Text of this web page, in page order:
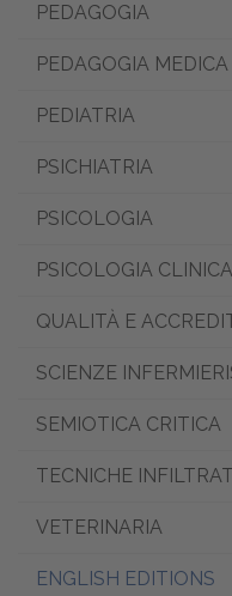
PEDAGOGIA
PEDAGOGIA MEDICA
PEDIATRIA
PSICHIATRIA
PSICOLOGIA
PSICOLOGIA
QUALITÀ E
SCIENZE
SEMIOTICA CRITICA
TECNICHE
VETERINARIA
ENGLISH EDITIONS